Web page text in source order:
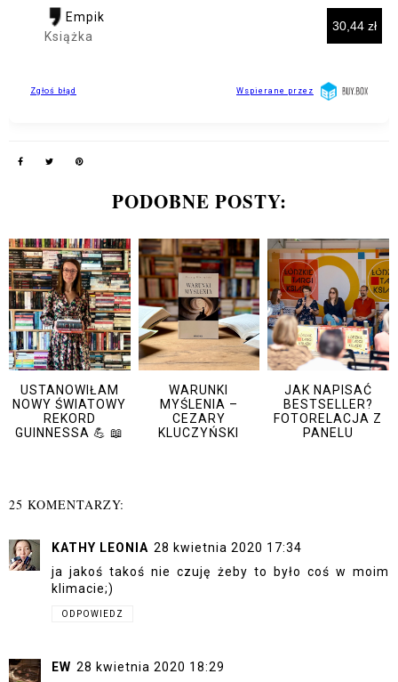
PODOBNE POSTY:
USTANOWIŁAM
NOWY ŚWIATOWY
REKORD
GUINNESSA 💪 📖
WARUNKI
MYŚLENIA –
CEZARY
KLUCZYŃSKI
JAK NAPISAĆ
BESTSELLER?
FOTORELACJA Z
PANELU
25 KOMENTARZY:
KATHY LEONIA 28 kwietnia 2020 17:34
ja jakoś takoś nie czuję żeby to było coś w moim
klimacie;)
ODPOWIEDZ
EW 28 kwietnia 2020 18:29